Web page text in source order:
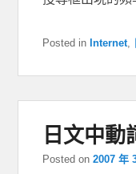
Posted in Internet
日文中動
Posted on2007 年